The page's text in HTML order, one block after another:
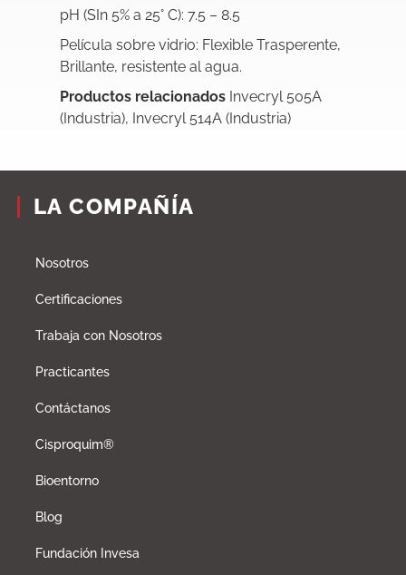
pH (SIn 5% a 25° C): 7.5 – 8.5
Película sobre vidrio: Flexible Trasperente,
Brillante, resistente al agua.
Productos relacionados Invecryl 505A
(Industria), Invecryl 514A (Industria)
LA COMPAÑÍA
Nosotros
Certificaciones
Trabaja con Nosotros
Practicantes
Contáctanos
Cisproquim®
Bioentorno
Blog
Fundación Invesa